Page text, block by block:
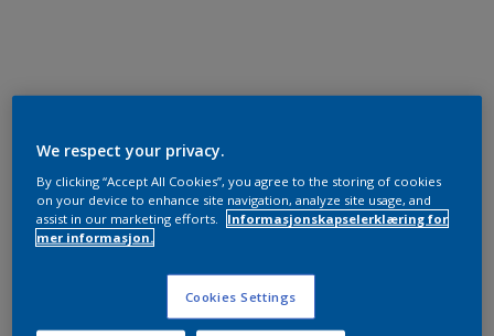
We respect your privacy.
By clicking “Accept All Cookies”, you agree to the storing of cookies
on your device to enhance site navigation, analyze site usage, and
assist in our marketing efforts.
Informasjonskapselerklæring for
mer informasjon.
Cookies Settings